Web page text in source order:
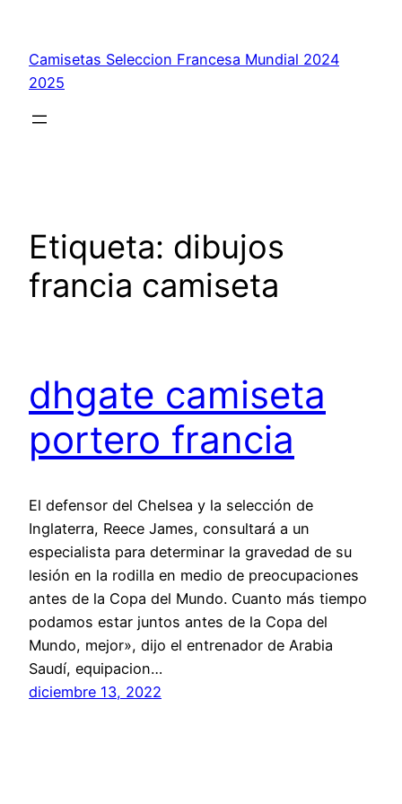
contenido
Camisetas Seleccion Francesa Mundial 2024
2025
Etiqueta: dibujos
francia camiseta
dhgate camiseta
portero francia
El defensor del Chelsea y la selección de
Inglaterra, Reece James, consultará a un
especialista para determinar la gravedad de su
lesión en la rodilla en medio de preocupaciones
antes de la Copa del Mundo. Cuanto más tiempo
podamos estar juntos antes de la Copa del
Mundo, mejor», dijo el entrenador de Arabia
Saudí, equipacion…
diciembre 13, 2022